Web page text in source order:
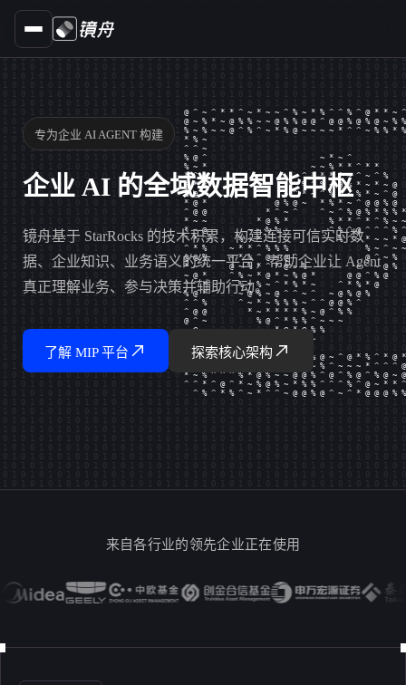
专为企业 AI AGENT 构建
企业 AI 的全域数据智能中枢
镜舟基于 StarRocks 的技术积累，构建连接可信实时数
据、企业知识、业务语义的统一平台，帮助企业让 Agent
真正理解业务、参与决策并辅助行动。
了解 MIP 平台 探索核心架构
来自各行业的领先企业正在使用